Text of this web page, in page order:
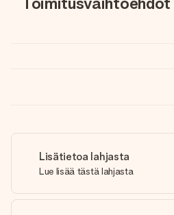
Lisätietoa lahjasta
Lue lisää tästä lahjasta